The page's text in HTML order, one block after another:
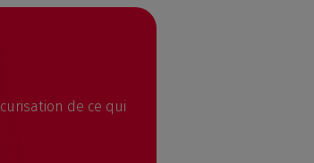
de ce qui